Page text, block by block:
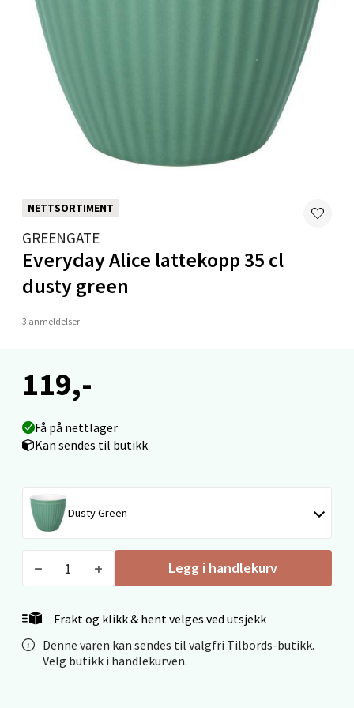
NETTSORTIMENT
GREENGATE
Everyday Alice lattekopp 35 cl
dusty green
3 anmeldelser
119,-
Få på nettlager
Kan sendes til butikk
Dusty Green
Legg i handlekurv
Frakt og klikk & hent velges ved utsjekk
Denne varen kan sendes til valgfri Tilbords-butikk.
Velg butikk i handlekurven.
Velg
Molde - Moldetorget
Velg
Bolagsgata 1, 8514 Narvik
Åpent i dag 10-20
0 i butikk
Folke Bernadottes vei 52, 5147 Fyllingsdalen
0 i butikk